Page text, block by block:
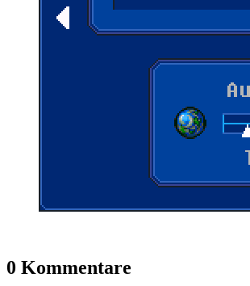
0 Kommentare